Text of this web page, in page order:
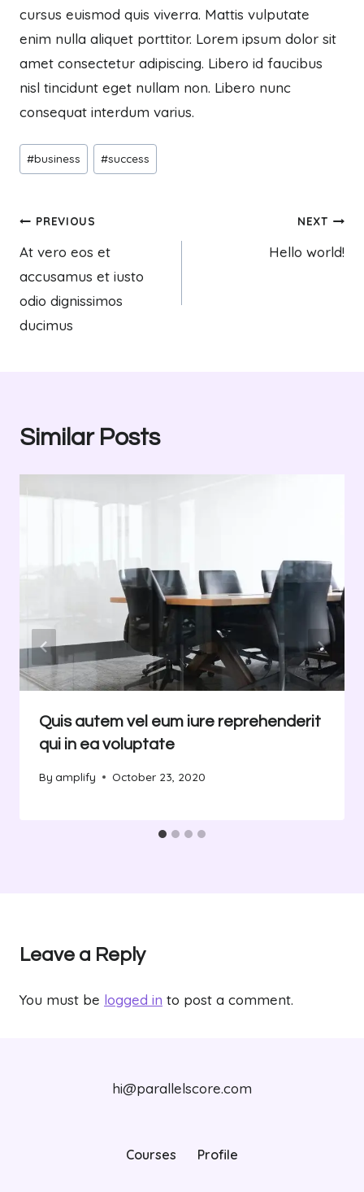
cursus euismod quis viverra. Mattis vulputate
enim nulla aliquet porttitor. Lorem ipsum dolor sit
amet consectetur adipiscing. Libero id faucibus
nisl tincidunt eget nullam non. Libero nunc
consequat interdum varius.
Post
Tags:
#business #success
Post
navigation
PREVIOUS
At vero eos et
accusamus et iusto
odio dignissimos
ducimus
NEXT
Hello world!
Similar Posts
Quis autem vel eum iure reprehenderit
qui in ea voluptate
By amplify October 23, 2020
Leave a Reply
You must be logged in to post a comment.
hi@parallelscore.com
Courses Profile